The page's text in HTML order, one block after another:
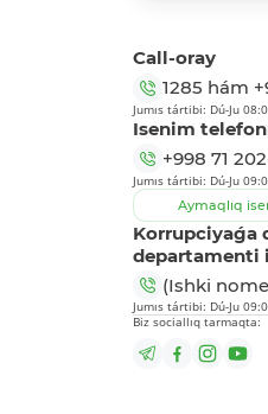
Call-oray
1285 hám
Jumıs tártibi: Dú-Ju
Isenim
+998 71
Jumıs tártibi: Dú-Ju
Aymaqlıq
Korrupciyaǵa
departamenti
(Ishki
Jumıs tártibi: Dú-Ju
Biz sociallıq tarmaqta: